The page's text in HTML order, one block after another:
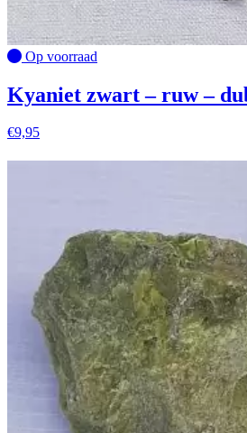
Op voorraad
Kyaniet zwart – ruw –
€9,95